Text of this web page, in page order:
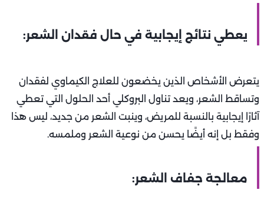
يعطي نتائج إيجابية في حال فقدان الشعر:
يتعرض الأشخاص الذين يخضعون للعلاج الكيماوي لفقدان
وتساقط الشعر، ويعد تناول البروكلي أحد الحلول التي تعطي
آثارًا إيجابية بالنسبة للمريض، وينبت الشعر من جديد، ليس هذا
وفقط بل إنه أيضًا يحسن من نوعية الشعر وملمسه.
معالجة جفاف الشعر: